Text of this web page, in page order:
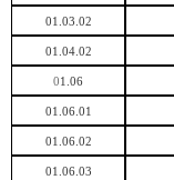
01.03.02
01.04.02
01.06
01.06.01
01.06.02
01.06.03